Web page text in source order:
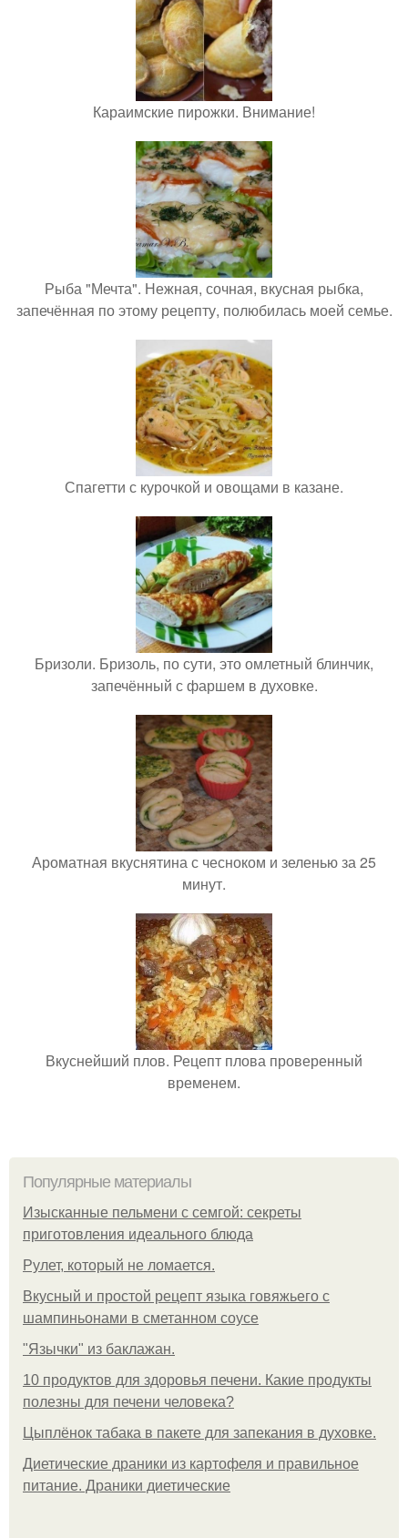
Караимские пирожки. Внимание!
Рыба "Мечта". Нежная, сочная, вкусная рыбка,
запечённая по этому рецепту, полюбилась моей семье.
Спагетти с курочкой и овощами в казане.
Бризоли. Бризоль, по сути, это омлетный блинчик,
запечённый с фаршем в духовке.
Ароматная вкуснятина с чесноком и зеленью за 25
минут.
Вкуснейший плов. Рецепт плова проверенный
временем.
Популярные материалы
Изысканные пельмени с семгой: секреты
приготовления идеального блюда
Рулет, который не ломается.
Вкусный и простой рецепт языка говяжьего с
шампиньонами в сметанном соусе
"Язычки" из баклажан.
10 продуктов для здоровья печени. Какие продукты
полезны для печени человека?
Цыплёнок табака в пакете для запекания в духовке.
Диетические драники из картофеля и правильное
питание. Драники диетические